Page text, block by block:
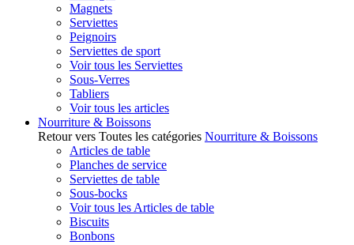
Magnets
Serviettes
Peignoirs
Serviettes de sport
Voir tous les Serviettes
Sous-Verres
Tabliers
Voir tous les articles
Nourriture & Boissons
Retour vers Toutes les catégories Nourriture & Boissons
Articles de table
Planches de service
Serviettes de table
Sous-bocks
Voir tous les Articles de table
Biscuits
Bonbons